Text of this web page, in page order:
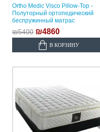
Ortho Medic Visco Pillow-Top -
Полуторный ортопедический
беспружинный матрас
₪5400 ₪4860
В КОРЗИНУ